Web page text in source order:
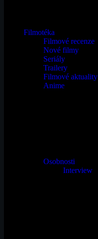
Filmotéka
Filmové recenze
Nové filmy
Seriály
Trailery
Filmové aktuality
Anime
Osobnosti
Interview